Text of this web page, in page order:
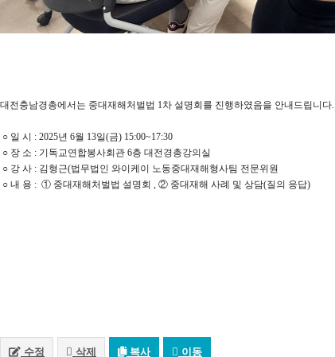
대전충남경총에서는 중대재해처벌법 1차 설명회를 진행하였음을 안내드립니다.
○ 일 시 : 2025년 6월 13일(금) 15:00~17:30
○ 장 소 : 기독교연합봉사회관 6층 대전경총강의실
○ 강 사 : 김형근(법무법인 와이케이 노동중대재해형사팀 전문위원
○ 내 용 : ① 중대재해처벌법 설명회 , ② 중대재해 사례 및 상담(질의 응답)
수정 삭제 복사 이동